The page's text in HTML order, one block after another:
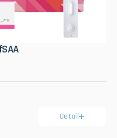
키트
Detail